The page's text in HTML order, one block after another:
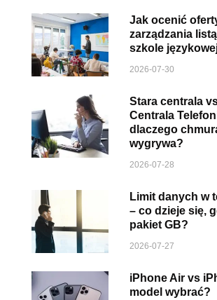
Jak ocenić
zarządzania
szkole
2026-07-30
Stara centrala
Centrala
dlaczego
wygrywa?
2026-07-28
Limit danych w
– co dzieje się,
pakiet GB?
2026-07-27
iPhone Air vs
model wybrać?